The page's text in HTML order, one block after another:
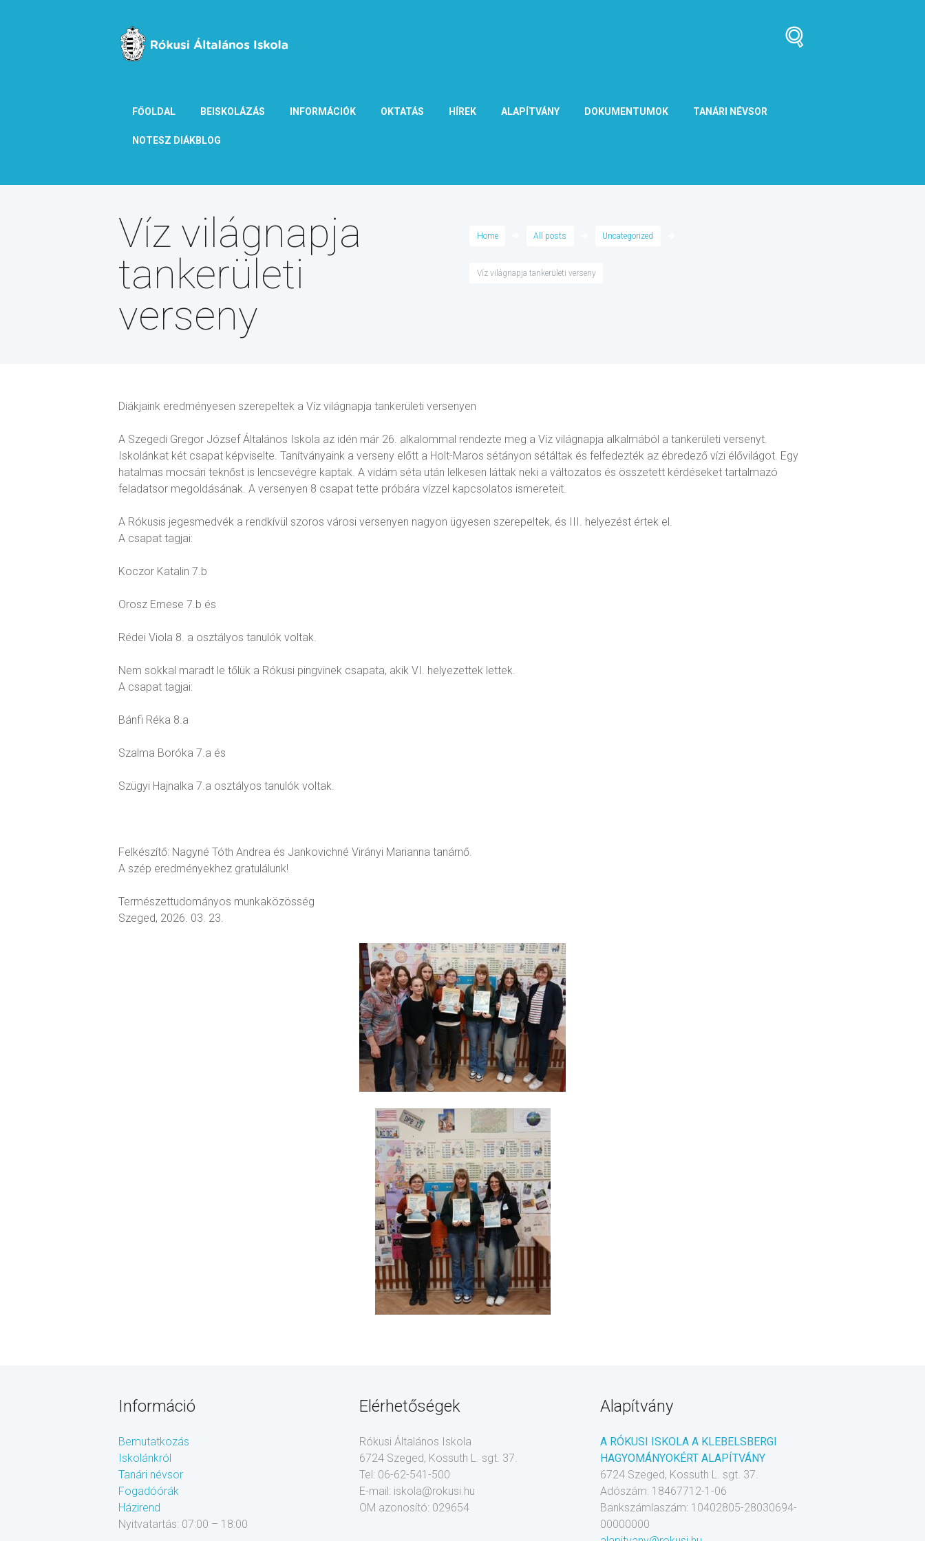
FŐOLDAL BEISKOLÁZÁS INFORMÁCIÓK OKTATÁS HÍREK ALAPÍTVÁNY DOKUMENTUMOK TANÁRI NÉVSOR
NOTESZ DIÁKBLOG
Home All posts Uncategorized
Víz világnapja tankerületi verseny
Víz világnapja
tankerületi
verseny
Diákjaink eredményesen szerepeltek a Víz világnapja tankerületi versenyen
A Szegedi Gregor József Általános Iskola az idén már 26. alkalommal rendezte meg a Víz világnapja alkalmából a tankerületi versenyt.
Iskolánkat két csapat képviselte. Tanítványaink a verseny előtt a Holt-Maros sétányon sétáltak és felfedezték az ébredező vízi élővilágot. Egy
hatalmas mocsári teknőst is lencsevégre kaptak. A vidám séta után lelkesen láttak neki a változatos és összetett kérdéseket tartalmazó
feladatsor megoldásának. A versenyen 8 csapat tette próbára vízzel kapcsolatos ismereteit.
A Rókusis jegesmedvék a rendkívül szoros városi versenyen nagyon ügyesen szerepeltek, és III. helyezést értek el.
A csapat tagjai:
Koczor Katalin 7.b
Orosz Emese 7.b és
Rédei Viola 8. a osztályos tanulók voltak.
Nem sokkal maradt le tőlük a Rókusi pingvinek csapata, akik VI. helyezettek lettek.
A csapat tagjai:
Bánfi Réka 8.a
Szalma Boróka 7.a és
Szügyi Hajnalka 7.a osztályos tanulók voltak.
Felkészítő: Nagyné Tóth Andrea és Jankovichné Virányi Marianna tanárnő.
A szép eredményekhez gratulálunk!
Természettudományos munkaközösség
Szeged, 2026. 03. 23.
Információ
Bemutatkozás
Iskolánkról
Tanári névsor
Fogadóórák
Házirend
Nyitvatartás: 07:00 – 18:00
Elérhetőségek
Rókusi Általános Iskola
6724 Szeged, Kossuth L. sgt. 37.
Tel: 06-62-541-500
E-mail: iskola@rokusi.hu
OM azonosító: 029654
Alapítvány
A RÓKUSI ISKOLA A KLEBELSBERGI
HAGYOMÁNYOKÉRT ALAPÍTVÁNY
6724 Szeged, Kossuth L. sgt. 37.
Adószám: 18467712-1-06
Bankszámlaszám: 10402805-28030694-
00000000